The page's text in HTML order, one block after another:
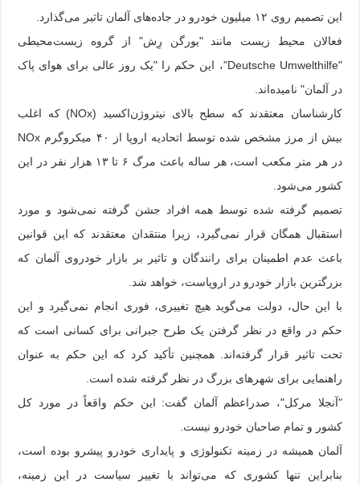
این تصمیم روی ۱۲ میلیون خودرو در جاده‌های آلمان تاثیر می‌گذارد.
فعالان محیط زیست مانند "یورگن رِش" از گروه زیست‌محیطی
"Deutsche Umwelthilfe"، این حکم را "یک روز عالی برای هوای پاک
در آلمان" نامیده‌اند.
کارشناسان معتقدند که سطح بالای نیتروژن‌اکسید (NOx) که اغلب
بیش از مرز مشخص شده توسط اتحادیه اروپا از ۴۰ میکروگرم NOx
در هر متر مکعب است، هر ساله باعث مرگ ۶ تا ۱۳ هزار نفر در این
کشور می‌شود.
تصمیم گرفته شده توسط همه افراد جشن گرفته نمی‌شود و مورد
استقبال همگان قرار نمی‌گیرد، زیرا منتقدان معتقدند که این قوانین
باعث عدم اطمینان برای رانندگان و تاثیر بر بازار خودروی آلمان که
بزرگترین بازار خودرو در اروپاست، خواهد شد.
با این حال، دولت می‌گوید هیچ تغییری، فوری انجام نمی‌گیرد و این
حکم در واقع در نظر گرفتن یک طرح جبرانی برای کسانی است که
تحت تاثیر قرار گرفته‌اند. همچنین تأکید کرد که این حکم به عنوان
راهنمایی برای شهرهای بزرگ در نظر گرفته شده است.
"آنجلا مرکل"، صدراعظم آلمان گفت: این حکم واقعاً در مورد کل
کشور و تمام صاحبان خودرو نیست.
آلمان همیشه در زمینه تکنولوژی و پایداری خودرو پیشرو بوده است،
بنابراین تنها کشوری که می‌تواند با تغییر سیاست در این زمینه،